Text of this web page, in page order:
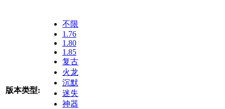
版本类型:
不限
1.76
1.80
1.85
复古
火龙
沉默
迷失
神器